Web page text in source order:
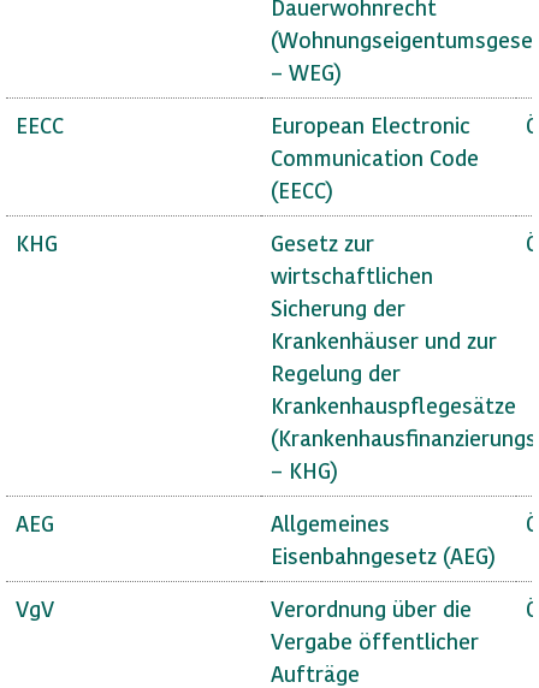
Dauerwohnrecht
– WEG)
EECC
European Electronic
Communication Code
(EECC)
KHG
Gesetz zur
wirtschaftlichen
Sicherung der
Krankenhäuser und zur
Regelung der
Krankenhauspflegesätze
– KHG)
AEG
Allgemeines
Eisenbahngesetz (AEG)
VgV
Verordnung über die
Vergabe öffentlicher
Aufträge